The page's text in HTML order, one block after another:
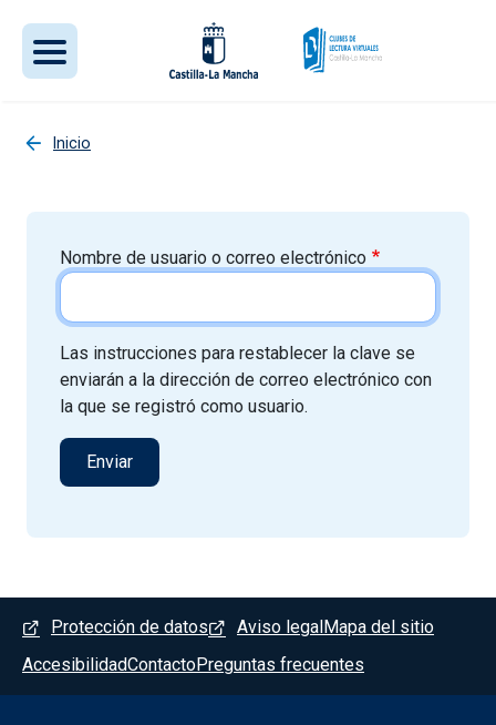
Inicio
Nombre de usuario o correo electrónico
Las instrucciones para restablecer la clave se
enviarán a la dirección de correo electrónico con
la que se registró como usuario.
Menú del pie
Protección de datos Aviso legal Mapa del sitio
AccesibilidadContactoPreguntas frecuentes